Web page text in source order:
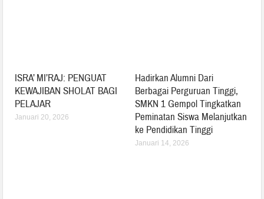
ISRA’ MI’RAJ: PENGUAT
KEWAJIBAN SHOLAT BAGI
PELAJAR
Januari 20, 2026
Hadirkan Alumni Dari
Berbagai Perguruan Tinggi,
SMKN 1 Gempol Tingkatkan
Peminatan Siswa Melanjutkan
ke Pendidikan Tinggi
Januari 14, 2026